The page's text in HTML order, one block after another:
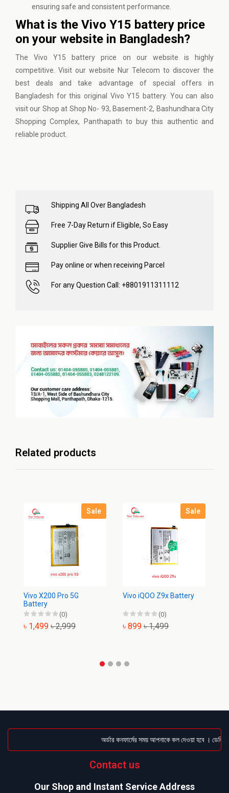
ensuring safe and consistent performance.
What is the Vivo Y15 battery price
on your website in Bangladesh?
The Vivo Y15 battery price on our website is highly
competitive. Visit our website Nur Telecom to discover the
best deals and take advantage of special offers in
Bangladesh for this original Vivo Y15 battery. You can also
visit our Shop at Shop No- 93, Basement-2, Bashundhara City
Shopping Complex, Panthapath to buy this authentic and
reliable product.
Shipping All Over Bangladesh
Free 7-Day Return if Eligible, So Easy
Supplier Give Bills for this Product.
Pay online or when receiving Parcel
For any Question Call: +8801911311112
Related products
Sale
Vivo X200 Pro 5G
Battery
(0)
৳ 1,499 ৳ 2,999
Sale
Vivo iQOO Z9x Battery
(0)
৳ 899 ৳ 1,499
অর্ডার কনফার্মের সময় আপনাকে কল দেওয়া হবে ।
Contact us
Our Shop and Instant Service Address